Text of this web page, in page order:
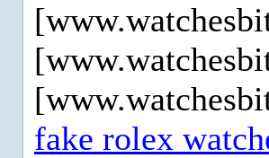
fake rolex